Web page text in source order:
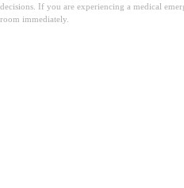
decisions. If you are experiencing a medical
room immediately.